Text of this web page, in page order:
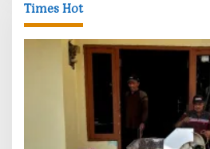
Times Hot